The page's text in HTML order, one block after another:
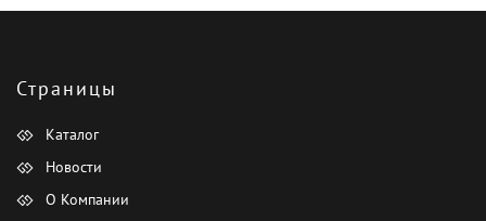
Страницы
Каталог
Новости
О Компании